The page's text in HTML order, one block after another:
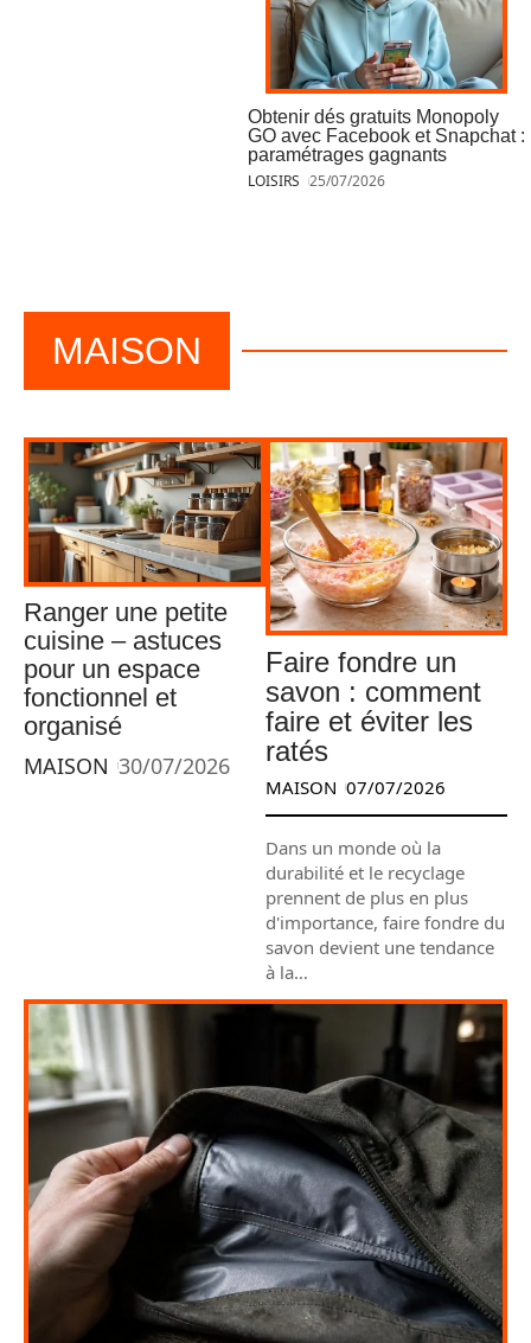
Obtenir dés gratuits Monopoly
GO avec Facebook et Snapchat :
paramétrages gagnants
LOISIRS 25/07/2026
MAISON
Ranger une petite
cuisine – astuces
pour un espace
fonctionnel et
organisé
MAISON 30/07/2026
Faire fondre un
savon : comment
faire et éviter les
ratés
MAISON 07/07/2026
Dans un monde où la
durabilité et le recyclage
prennent de plus en plus
d'importance, faire fondre du
savon devient une tendance
à la…